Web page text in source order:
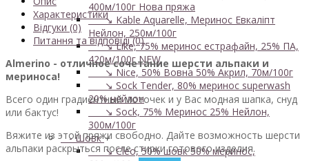
400м/100г Нова пряжа
↘ Kable Aquarelle, Меринос Евкаліпт
Нейлон, 250м/100г
↘ Like, 75% меринос естрафайн, 25% ПА,
420м/100гNEW
↘ Nice, 50% Вовна 50% Акрил, 70м/100г
↘ Sock Tender, 80% меринос superwash
20% нейлон
↘ Sock, 75% Меринос 25% Нейлон,
300м/100г
- Шовк+
↘ Cleo, 50% шовк 50% меринос,
Характеристики
Відгуки (0)
Питання та відповіді (0)
Almerino - отличное сочетание шерсти альпаки и
мериноса!
Всего один градиентный моточек и у Вас модная шапка, снуд
или бактуc!
Вяжите из этой пряжи свободно. Дайте возможность шерсти
альпаки раскрыться после стирки готового изделия.